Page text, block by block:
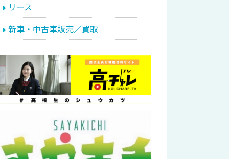
リース
新車・中古車販売／買取